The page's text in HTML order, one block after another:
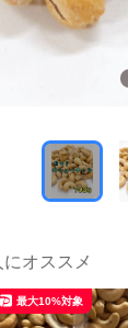
オススメ
最大10%対象